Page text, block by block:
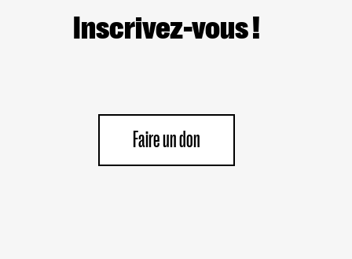
OU
CULTURELS
Inscrivez-vous !
Faire un don